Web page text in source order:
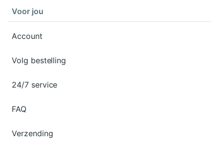
Voor jou
Account
Volg bestelling
24/7 service
FAQ
Verzending